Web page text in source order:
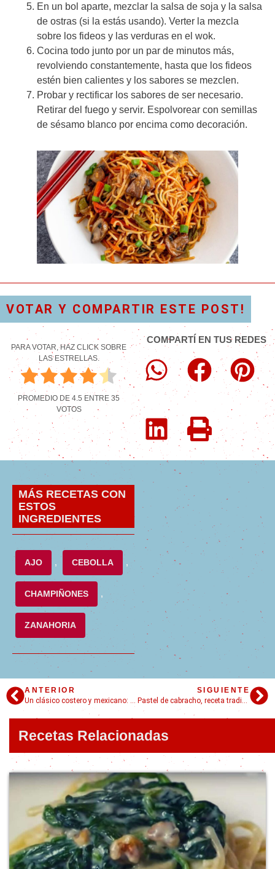
En un bol aparte, mezclar la salsa de soja y la salsa
de ostras (si la estás usando). Verter la mezcla
sobre los fideos y las verduras en el wok.
Cocina todo junto por un par de minutos más,
revolviendo constantemente, hasta que los fideos
estén bien calientes y los sabores se mezclen.
Probar y rectificar los sabores de ser necesario.
Retirar del fuego y servir. Espolvorear con semillas
de sésamo blanco por encima como decoración.
VOTAR Y COMPARTIR ESTE POST!
PARA VOTAR, HAZ CLICK SOBRE
LAS ESTRELLAS.
PROMEDIO DE 4.5 ENTRE 35
VOTOS
COMPARTÍ EN TUS REDES
MÁS RECETAS CON
ESTOS
INGREDIENTES
AJO , CEBOLLA ,
CHAMPIÑONES ,
ZANAHORIA
ANTERIOR
Un clásico costero y mexicano: el caldo de camarón
SIGUIENTE
Pastel de cabracho, receta tradicional de la cocina asturiana
Recetas Relacionadas